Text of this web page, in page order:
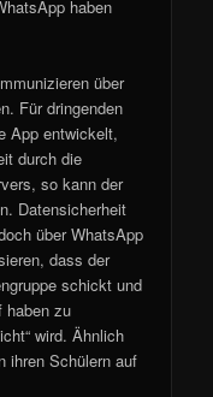
haben
über
Für dringenden
App entwickelt,
durch die
so kann der
Datensicherheit
über WhatsApp
dass der
schickt und
haben zu
wird. Ähnlich
ihren Schülern auf